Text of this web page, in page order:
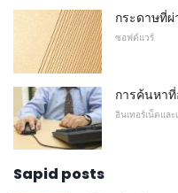
กระดาษที่ผ่
ซอฟต์แวร์
การค้นหา
อินเทอร์เน็ตและ
Sapid posts